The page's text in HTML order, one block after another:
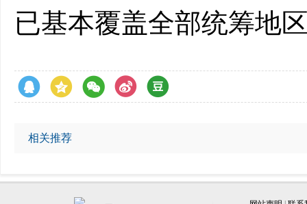
已基本覆盖全部统筹地
相关推荐